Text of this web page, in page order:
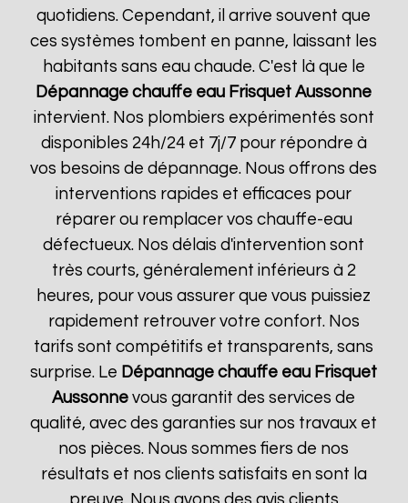
quotidiens. Cependant, il arrive souvent que
ces systèmes tombent en panne, laissant les
habitants sans eau chaude. C'est là que le
Dépannage chauffe eau Frisquet Aussonne
intervient. Nos plombiers expérimentés sont
disponibles 24h/24 et 7j/7 pour répondre à
vos besoins de dépannage. Nous offrons des
interventions rapides et efficaces pour
réparer ou remplacer vos chauffe-eau
défectueux. Nos délais d'intervention sont
très courts, généralement inférieurs à 2
heures, pour vous assurer que vous puissiez
rapidement retrouver votre confort. Nos
tarifs sont compétitifs et transparents, sans
surprise. Le Dépannage chauffe eau Frisquet
Aussonne vous garantit des services de
qualité, avec des garanties sur nos travaux et
nos pièces. Nous sommes fiers de nos
résultats et nos clients satisfaits en sont la